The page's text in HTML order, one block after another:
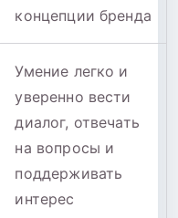
концепции бренда
Умение легко и
уверенно вести
диалог, отвечать
на вопросы и
поддерживать
интерес